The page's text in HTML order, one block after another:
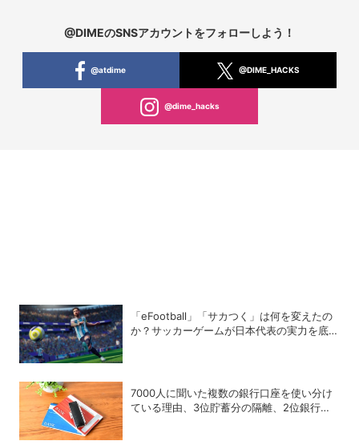
@DIMEのSNSアカウントをフォローしよう！
@atdime @DIME_HACKS
@dime_hacks
「eFootball」「サカつく」は何を変えたの
か？サッカーゲームが日本代表の実力を底上
7000人に聞いた複数の銀行口座を使い分け
ている理由、3位貯蓄分の隔離、2位銀行メ